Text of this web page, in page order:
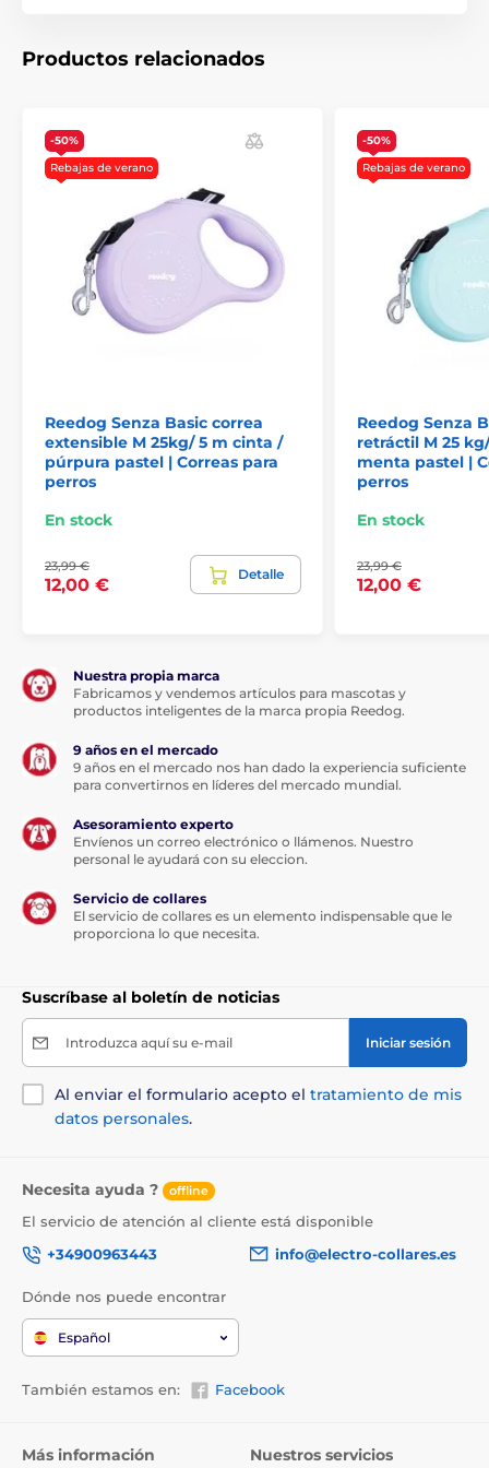
¡La correa retráctil Reedog ofrece un
control confiable en cada paso!
Reedog Senza te garantiza unmanejo cómodo y
sencillo. Todo dueño sabe que una reacción rápida y
un control confiable son esenciales en cualquier
¡Con un solo clic: control rápido del freno al
alcance de tu pulgar!
Ya sea que te encuentres con otro perro, un peatón o
un coche, lacorrea Reedog Senzate permite un
Podrás acercar rápidamente a tu perro o detenerlo. La
longitud de la cinta se ajusta a tu ritmo, evitando que
se afloje. Además, la cinta especialno se enreda en
ergonómico del asa, el control del freno está
literalmente al alcance de tu pulgar. ¡Esta capacidad
ilimitada!
Productos relacionados
-50%
Rebajas de verano
Reedog Senza Basic correa
extensible M 25kg/ 5 m cinta /
púrpura pastel | Correas para
perros
En stock
23,99 €
12,00 €
Detalle
-50%
Rebajas de verano
Reedog Senza
retráctil M 25
menta pastel |
perros
En stock
23,99 €
12,00 €
Nuestra propia marca
Fabricamos y vendemos artículos para mascotas y
productos inteligentes de la marca propia Reedog.
9 años en el mercado
9 años en el mercado nos han dado la experiencia suficiente
para convertirnos en líderes del mercado mundial.
Asesoramiento experto
Envíenos un correo electrónico o llámenos. Nuestro
personal le ayudará con su eleccion.
Servicio de collares
El servicio de collares es un elemento indispensable que le
proporciona lo que necesita.
Suscríbase al boletín de noticias
Introduzca aquí su e-mail Iniciar sesión
Al enviar el formulario acepto el tratamiento de mis
datos personales.
Necesita ayuda ? offline
El servicio de atención al cliente está disponible
+34900963443
info@electro-collares.es
Dónde nos puede encontrar
Español
También estamos en: Facebook
Más información Nuestros servicios